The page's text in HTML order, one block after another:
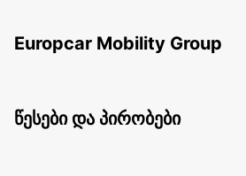
Europcar Mobility Group
წესები და პირობები